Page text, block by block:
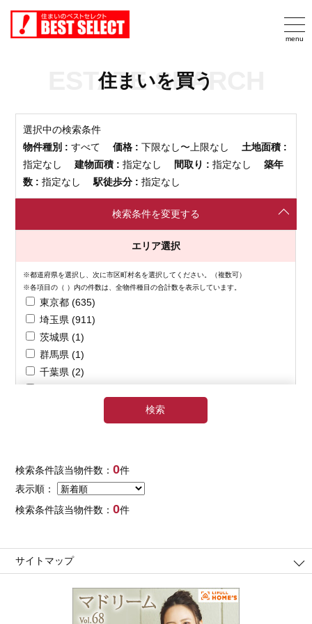
住まいを買う
ESTATE SEARCH
選択中の検索条件
物件種別 :すべて価格 :下限なし〜上限なし 土地面積 :
指定なし建物面積 :指定なし 間取り :指定なし築年
数 :指定なし駅徒歩分 :指定なし
検索条件を変更する
検索条件該当物件数：0件
表示順：
検索条件該当物件数：0件
サイトマップ